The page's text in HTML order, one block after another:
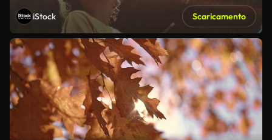
iStock Scaricamento